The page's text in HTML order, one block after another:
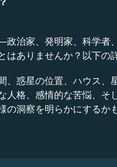
治家、発明家、科学
ありませんか？以下の
、惑星の位置、ハウス
人格、感情的な苦悩、
洞察を明らかにするか